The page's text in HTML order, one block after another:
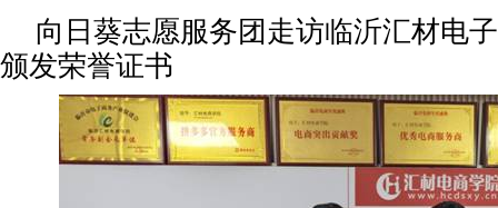
向日葵志愿服务团走访临沂汇材电
颁发荣誉证书